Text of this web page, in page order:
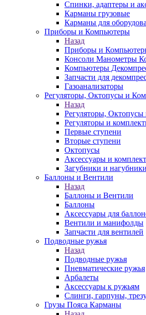
Спинки, адаптеры и
Карманы грузовые
Карманы для
Приборы и Компьютеры
Назад
Приборы и
Консоли Манометры
Компьютеры
Запчасти для
Газоанализаторы
Регуляторы, Октопусы и
Назад
Регуляторы,
Регуляторы и
Первые ступени
Вторые ступени
Октопусы
Аксессуары и
Загубники и нагубники
Баллоны и Вентили
Назад
Баллоны и Вентили
Баллоны
Аксессуары для
Вентили и манифолды
Запчасти для вентилей
Подводные ружья
Назад
Подводные ружья
Пневматические ружья
Арбалеты
Аксессуары к ружьям
Слинги, гарпуны,
Грузы Пояса Карманы